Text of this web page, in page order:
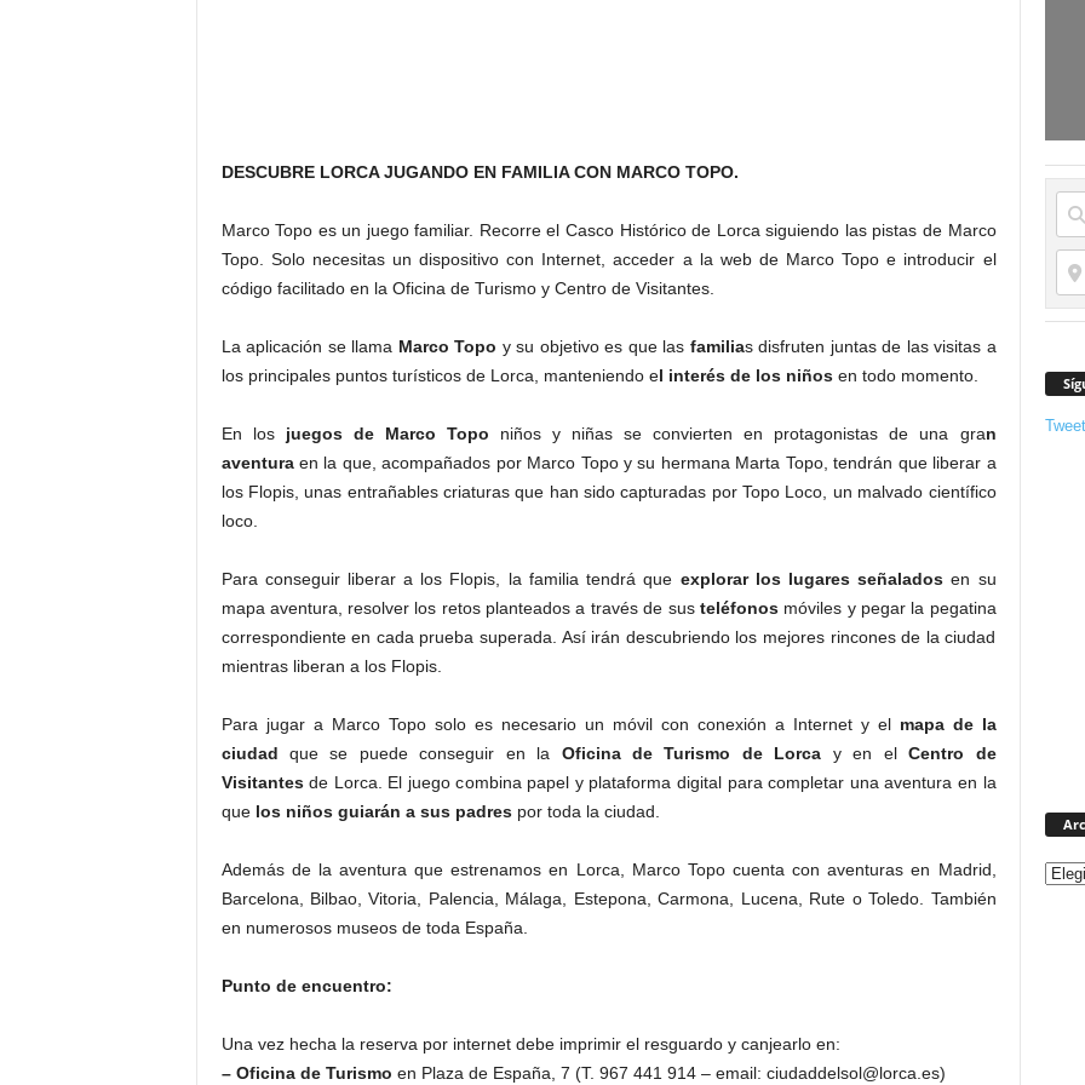
DESCUBRE LORCA JUGANDO EN FAMILIA CON MARCO TOPO.
Marco Topo es un juego familiar. Recorre el Casco Histórico de Lorca siguiendo las pistas de Marco
Topo. Solo necesitas un dispositivo con Internet, acceder a la web de Marco Topo e introducir el
código facilitado en la Oficina de Turismo y Centro de Visitantes.
La aplicación se llama Marco Topo y su objetivo es que las familias disfruten juntas de las visitas a
los principales puntos turísticos de Lorca, manteniendo el interés de los niños en todo momento.
En los juegos de Marco Topo niños y niñas se convierten en protagonistas de una gran
aventura en la que, acompañados por Marco Topo y su hermana Marta Topo, tendrán que liberar a
los Flopis, unas entrañables criaturas que han sido capturadas por Topo Loco, un malvado científico
loco.
Para conseguir liberar a los Flopis, la familia tendrá que explorar los lugares señaladosen su
mapa aventura, resolver los retos planteados a través de sus teléfonosmóviles y pegar la pegatina
correspondiente en cada prueba superada. Así irán descubriendo los mejores rincones de la ciudad
mientras liberan a los Flopis.
Para jugar a Marco Topo solo es necesario un móvil con conexión a Internet y el mapa de la
ciudad que se puede conseguir en la Oficina de Turismo de Lorca y en elCentro de
Visitantesde Lorca. El juego combina papel y plataforma digital para completar una aventura en la
quelos niños guiarán a sus padres por toda la ciudad.
Además de la aventura que estrenamos en Lorca, Marco Topo cuenta con aventuras en Madrid,
Barcelona, Bilbao, Vitoria, Palencia, Málaga, Estepona, Carmona, Lucena, Rute o Toledo. También
en numerosos museos de toda España.
Punto de encuentro:
Una vez hecha la reserva por internet debe imprimir el resguardo y canjearlo en:
– Oficina de Turismo en Plaza de España, 7 (T. 967 441 914 – email: ciudaddelsol@lorca.es)